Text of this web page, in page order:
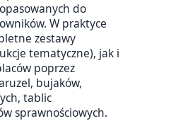
do
W praktyce
zestawy
tematyczne), jak i
poprzez
bujaków,
tablic
sprawnościowych.